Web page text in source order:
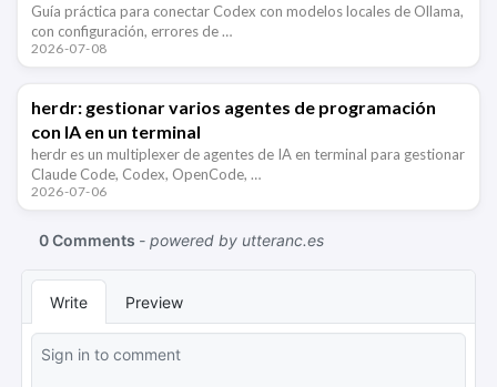
Guía práctica para conectar Codex con modelos locales de Ollama,
con configuración, errores de …
2026-07-08
herdr: gestionar varios agentes de programación
con IA en un terminal
herdr es un multiplexer de agentes de IA en terminal para gestionar
Claude Code, Codex, OpenCode, …
2026-07-06